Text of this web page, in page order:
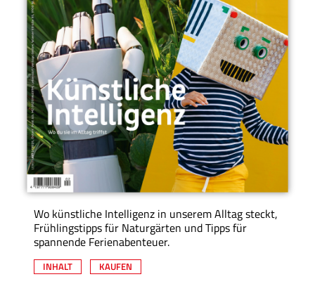
Wo künstliche Intelligenz in unserem Alltag steckt,
Frühlingstipps für Naturgärten und Tipps für
spannende Ferienabenteuer.
INHALT KAUFEN